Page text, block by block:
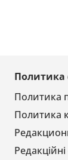
Политика
Политика
Политика